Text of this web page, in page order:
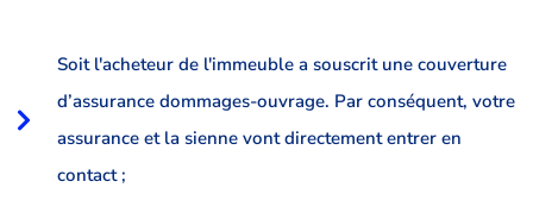
Soit l'acheteur de l'immeuble a souscrit une couverture
d’assurance dommages-ouvrage. Par conséquent, votre
assurance et la sienne vont directement entrer en
contact ;